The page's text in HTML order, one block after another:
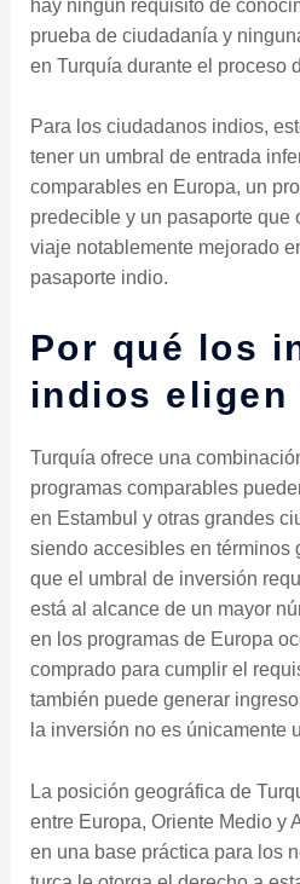
hay ningún requisito de
prueba de ciudadanía y
en Turquía durante el proceso
Para los ciudadanos indios,
tener un umbral de entrada
comparables en Europa, un
predecible y un pasaporte que
viaje notablemente mejorado
pasaporte indio.
Por qué los
indios eligen
Turquía ofrece una
programas comparables
en Estambul y otras grandes
siendo accesibles en términos
que el umbral de inversión
está al alcance de un mayor
en los programas de Europa
comprado para cumplir el
también puede generar
la inversión no es únicamente
La posición geográfica de
entre Europa, Oriente Medio y
en una base práctica para los